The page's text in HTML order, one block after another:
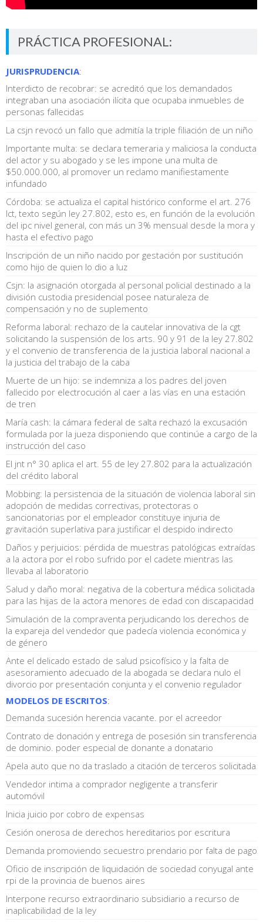
PRÁCTICA PROFESIONAL:
JURISPRUDENCIA:
Interdicto de recobrar: se acreditó que los demandados
integraban una asociación ilícita que ocupaba inmuebles de
personas fallecidas
La csjn revocó un fallo que admitía la triple filiación de un niño
Importante multa: se declara temeraria y maliciosa la conducta
del actor y su abogado y se les impone una multa de
$50.000.000, al promover un reclamo manifiestamente
infundado
Córdoba: se actualiza el capital histórico conforme el art. 276
lct, texto según ley 27.802, esto es, en función de la evolución
del ipc nivel general, con más un 3% mensual desde la mora y
hasta el efectivo pago
Inscripción de un niño nacido por gestación por sustitución
como hijo de quien lo dio a luz
Csjn: la asignación otorgada al personal policial destinado a la
división custodia presidencial posee naturaleza de
compensación y no de suplemento
Reforma laboral: rechazo de la cautelar innovativa de la cgt
solicitando la suspensión de los arts. 90 y 91 de la ley 27.802
y el convenio de transferencia de la justicia laboral nacional a
la justicia del trabajo de la caba
Muerte de un hijo: se indemniza a los padres del joven
fallecido por electrocución al caer a las vías en una estación
de tren
María cash: la cámara federal de salta rechazó la excusación
formulada por la jueza disponiendo que continúe a cargo de la
instrucción del caso
El jnt n° 30 aplica el art. 55 de ley 27.802 para la actualización
del crédito laboral
Mobbing: la persistencia de la situación de violencia laboral sin
adopción de medidas correctivas, protectoras o
sancionatorias por el empleador constituye injuria de
gravitación superlativa para justificar el despido indirecto
Daños y perjuicios: pérdida de muestras patológicas extraídas
a la actora por el robo sufrido por el cadete mientras las
llevaba al laboratorio
Salud y daño moral: negativa de la cobertura médica solicitada
para las hijas de la actora menores de edad con discapacidad
Simulación de la compraventa perjudicando los derechos de
la expareja del vendedor que padecía violencia económica y
de género
Ante el delicado estado de salud psicofísico y la falta de
asesoramiento adecuado de la abogada se declara nulo el
divorcio por presentación conjunta y el convenio regulador
MODELOS DE ESCRITOS:
Demanda sucesión herencia vacante. por el acreedor
Contrato de donación y entrega de posesión sin transferencia
de dominio. poder especial de donante a donatario
Apela auto que no da traslado a citación de terceros solicitada
Vendedor intima a comprador negligente a transferir
automóvil
Inicia juicio por cobro de expensas
Cesión onerosa de derechos hereditarios por escritura
Demanda promoviendo secuestro prendario por falta de pago
Oficio de inscripción de liquidación de sociedad conyugal ante
rpi de la provincia de buenos aires
Interpone recurso extraordinario subsidiario a recurso de
inaplicabilidad de la ley